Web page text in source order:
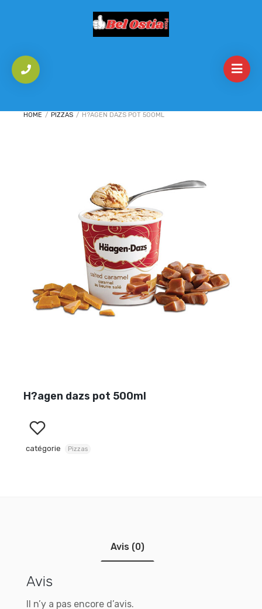
HOME / PIZZAS / H?AGEN DAZS POT 500ML
H?agen dazs pot 500ml
catégorie Pizzas
Avis (0)
Avis
Il n’y a pas encore d’avis.